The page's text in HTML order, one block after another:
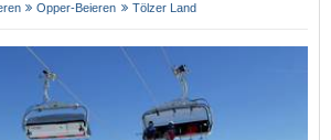
Opper-Beieren Tölzer Land